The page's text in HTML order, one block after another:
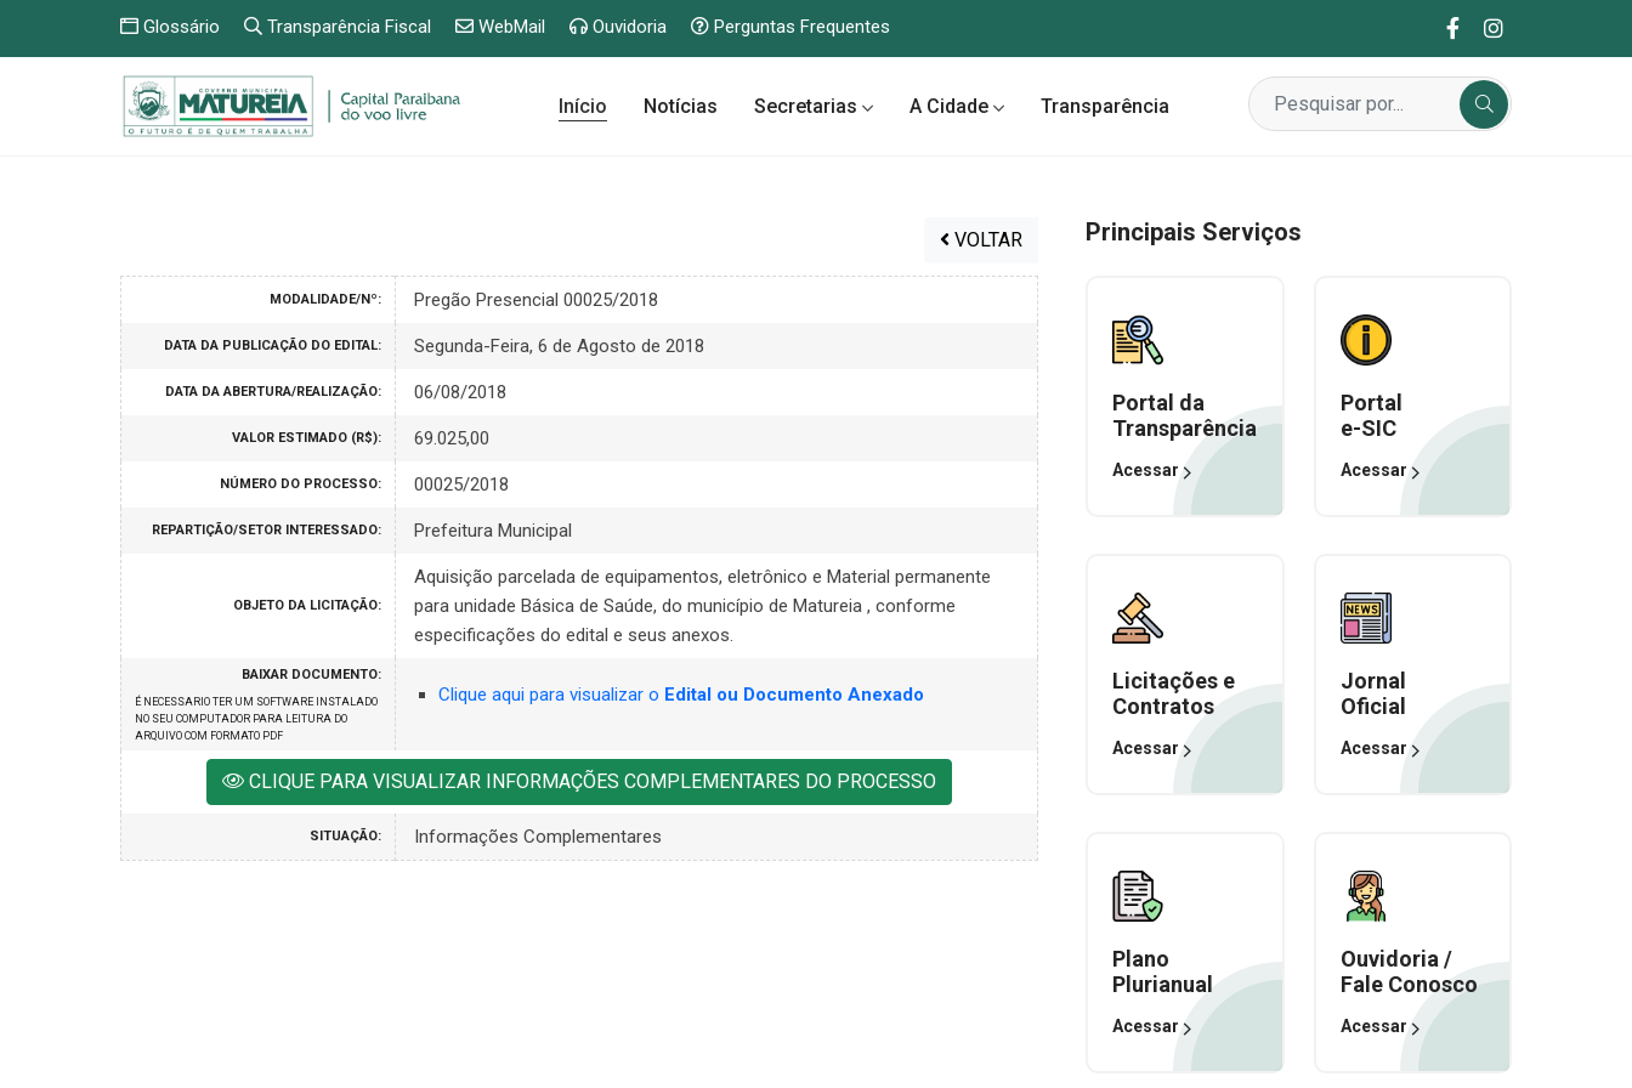
Glossário Transparência Fiscal WebMail Ouvidoria Perguntas Frequentes
Início Notícias Secretarias A Cidade Transparência
VOLTAR
MODALIDADE/Nº: Pregão Presencial 00025/2018
DATA DA PUBLICAÇÃO DO EDITAL: Segunda-Feira, 6 de Agosto de 2018
DATA DA ABERTURA/REALIZAÇÃO: 06/08/2018
VALOR ESTIMADO (R$): 69.025,00
NÚMERO DO PROCESSO: 00025/2018
REPARTIÇÃO/SETOR INTERESSADO: Prefeitura Municipal
OBJETO DA LICITAÇÃO:
Aquisição parcelada de equipamentos, eletrônico e Material permanente
para unidade Básica de Saúde, do município de Matureia , conforme
especificações do edital e seus anexos.
BAIXAR DOCUMENTO:
É NECESSARIO TER UM SOFTWARE INSTALADO
NO SEU COMPUTADOR PARA LEITURA DO
ARQUIVO COM FORMATO PDF
Clique aqui para visualizar o Edital ou Documento Anexado
CLIQUE PARA VISUALIZAR INFORMAÇÕES COMPLEMENTARES DO PROCESSO
SITUAÇÃO: Informações Complementares
Principais Serviços
Portal da
Transparência
Acessar
Portal
e-SIC
Acessar
Licitações e
Contratos
Acessar
Jornal
Oficial
Acessar
Plano
Plurianual
Acessar
Ouvidoria /
Fale Conosco
Acessar